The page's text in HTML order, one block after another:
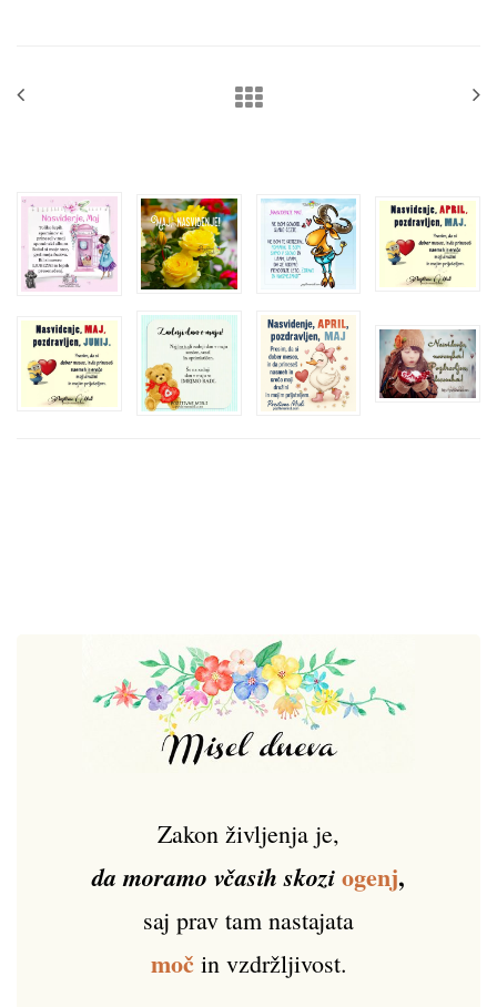
Zakon življenja je,
da moramo včasih skoziogenj,
saj prav tam nastajata
močin vzdržljivost.